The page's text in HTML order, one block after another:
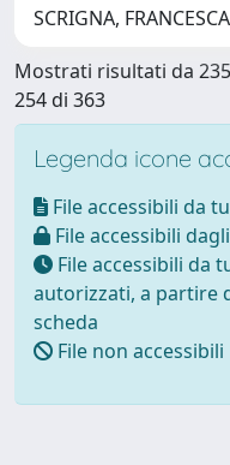
SCRIGNA, FRANCESCA
Mostrati risultati da
254 di 363
Legenda icone
File accessibili da
File accessibili
File accessibili da
autorizzati, a partire
scheda
File non accessibili